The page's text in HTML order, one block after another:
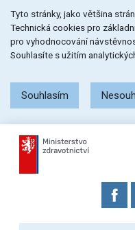
na
menu
na
obsah
na
patičku
stránky
Tyto stránky, jako většina
Technická cookies pro
pro vyhodnocování
Souhlasíte s užitím
Souhlasím